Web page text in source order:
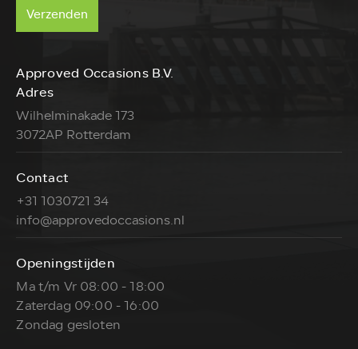
Verzenden
Approved Occasions B.V.
Adres
Wilhelminakade 173
3072AP Rotterdam
Contact
+31 1030721 34
info@approvedoccasions.nl
Openingstijden
Ma t/m Vr 08:00 - 18:00
Zaterdag 09:00 - 16:00
Zondag gesloten